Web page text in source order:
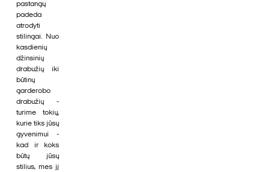
pastangų
padeda
atrodyti
stilingai. Nuo
kasdienių
džinsinių
drabužių iki
būtinų
garderobo
drabužių -
turime tokių,
kurie tiks jūsų
gyvenimui -
kad ir koks
būtų jūsų
stilius, mes jį